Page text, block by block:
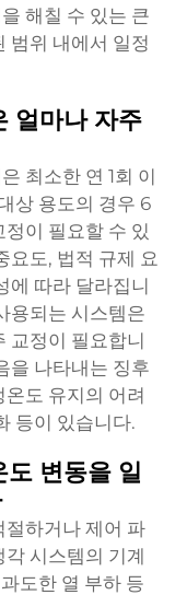
해칠 수 있는 큰
범위 내에서 일정
얼마나 자주
최소한 연 1회 이
상 용도의 경우 6
이 필요할 수 있
요도, 법적 규제 요
에 따라 달라집니
용되는 시스템은
교정이 필요합니
을 나타내는 징후
도 유지의 어려
등이 있습니다.
변동을 일
절하거나 제어 파
시스템의 기계
도한 열 부하 등